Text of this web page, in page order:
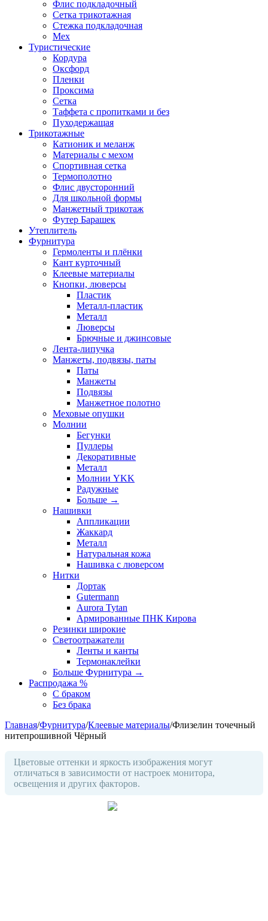
Флис подкладочный
Сетка трикотажная
Стежка подкладочная
Мех
Туристические
Кордура
Оксфорд
Пленки
Проксима
Сетка
Таффета с пропитками и без
Пуходержащая
Трикотажные
Катионик и меланж
Материалы с мехом
Спортивная сетка
Термополотно
Флис двусторонний
Для школьной формы
Манжетный трикотаж
Футер Барашек
Утеплитель
Фурнитура
Гермоленты и плёнки
Кант курточный
Клеевые материалы
Кнопки, люверсы
Пластик
Металл-пластик
Металл
Люверсы
Брючные и джинсовые
Лента-липучка
Манжеты, подвязы, паты
Паты
Манжеты
Подвязы
Манжетное полотно
Меховые опушки
Молнии
Бегунки
Пуллеры
Декоративные
Металл
Молнии YKK
Радужные
Больше →
Нашивки
Аппликации
Жаккард
Металл
Натуральная кожа
Нашивка с люверсом
Нитки
Дортак
Gutermann
Aurora Tytan
Армированные ПНК Кирова
Резинки широкие
Светоотражатели
Ленты и канты
Термонаклейки
Больше Фурнитура →
Распродажа %
С браком
Без брака
Главная/Фурнитура/Клеевые материалы/Флизелин точечный
нитепрошивной Чёрный
Цветовые оттенки и яркость изображения могут
отличаться в зависимости от настроек монитора,
освещения и других факторов.